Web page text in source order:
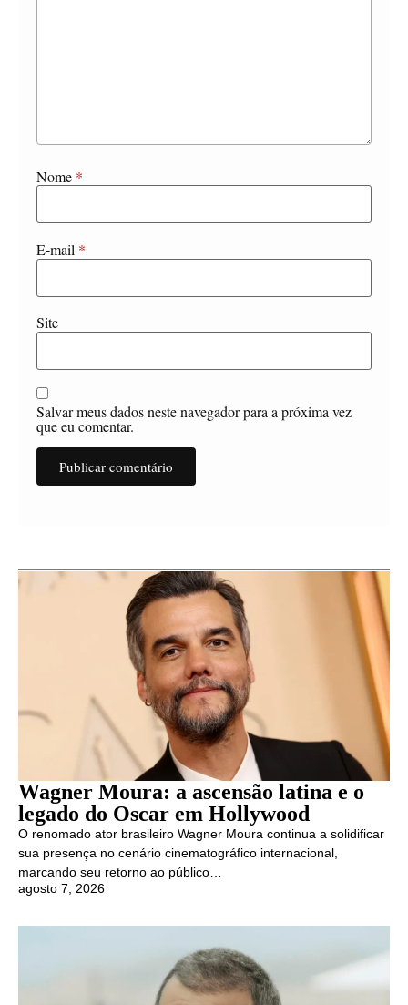
Nome *
E-mail *
Site
Salvar meus dados neste navegador para a próxima vez
que eu comentar.
Wagner Moura: a ascensão latina e o
legado do Oscar em Hollywood
O renomado ator brasileiro Wagner Moura continua a solidificar
sua presença no cenário cinematográfico internacional,
marcando seu retorno ao público…
agosto 7, 2026